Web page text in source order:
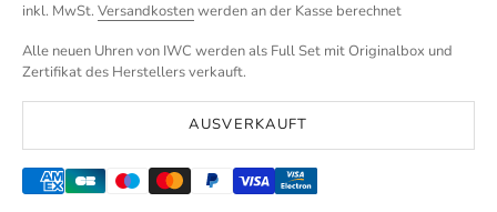
inkl. MwSt. Versandkostenwerden an der Kasse berechnet
Alle neuen Uhren von IWC werden als Full Set mit Originalbox und
Zertifikat des Herstellers verkauft.
AUSVERKAUFT